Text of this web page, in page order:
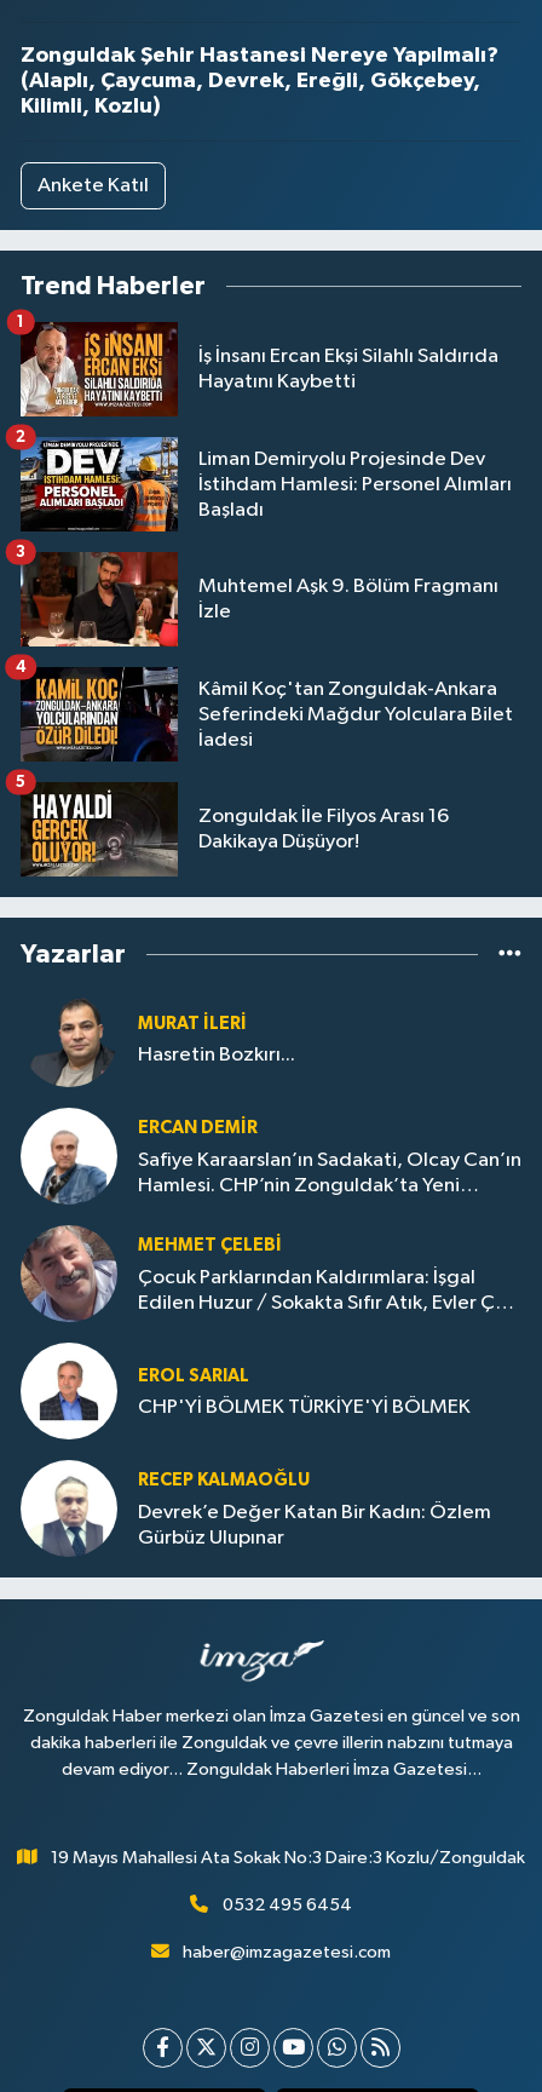
Zonguldak Şehir Hastanesi Nereye Yapılmalı?
(Alaplı, Çaycuma, Devrek, Ereğli, Gökçebey,
Kilimli, Kozlu)
Ankete Katıl
Trend Haberler
İş İnsanı Ercan Ekşi Silahlı Saldırıda
Hayatını Kaybetti
1
Liman Demiryolu Projesinde Dev
İstihdam Hamlesi: Personel Alımları
Başladı
2
Muhtemel Aşk 9. Bölüm Fragmanı
İzle
3
Kâmil Koç'tan Zonguldak-Ankara
Seferindeki Mağdur Yolculara Bilet
İadesi
4
Zonguldak İle Filyos Arası 16
Dakikaya Düşüyor!
5
Yazarlar
MURAT İLERI
Hasretin Bozkırı...
ERCAN DEMIR
Safiye Karaarslan’ın Sadakati, Olcay Can’ın
Hamlesi. CHP’nin Zonguldak’ta Yeni
MEHMET ÇELEBI
Çocuk Parklarından Kaldırımlara: İşgal
Edilen Huzur / Sokakta Sıfır Atık, Evler Çöp
EROL SARIAL
CHP'Yİ BÖLMEK TÜRKİYE'Yİ BÖLMEK
RECEP KALMAOĞLU
Devrek’e Değer Katan Bir Kadın: Özlem
Gürbüz Ulupınar
Zonguldak Haber merkezi olan İmza Gazetesi en güncel ve son
dakika haberleri ile Zonguldak ve çevre illerin nabzını tutmaya
devam ediyor... Zonguldak Haberleri İmza Gazetesi...
19 Mayıs Mahallesi Ata Sokak No:3 Daire:3 Kozlu/Zonguldak
0532 495 6454
haber@imzagazetesi.com